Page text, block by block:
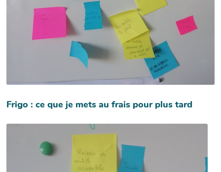
Frigo : ce que je mets au frais pour plus tard